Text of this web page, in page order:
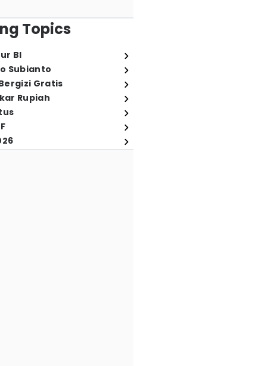
Topics
BI
Subianto
Gratis
Rupiah